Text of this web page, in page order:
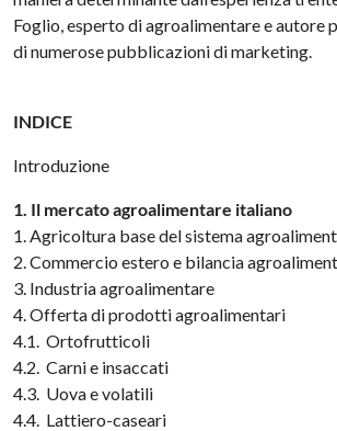
Foglio, esperto di agroalimentare e autore
di numerose pubblicazioni di marketing.
INDICE
Introduzione
1. Il mercato agroalimentare italiano
1. Agricoltura base del sistema
2. Commercio estero e bilancia
3. Industria agroalimentare
4. Offerta di prodotti agroalimentari
4.1. Ortofrutticoli
4.2. Carni e insaccati
4.3. Uova e volatili
4.4. Lattiero-caseari